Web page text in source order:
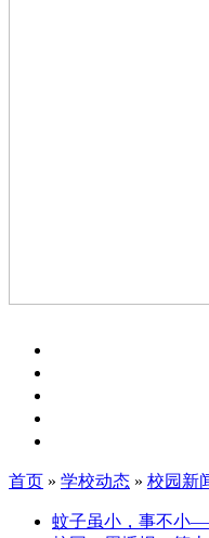
首页 » 学校动态 » 校园新
蚊子虽小，事不小